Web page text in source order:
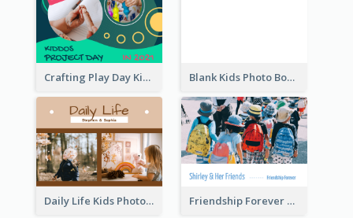
Crafting Play Day Kids Photo Book Blank Kids Photo Book
Daily Life Kids Photo Book Friendship Forever Photo Book